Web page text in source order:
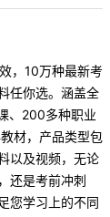
，10万种最新考
任你选。涵盖全
、200多种职业
材，产品类型包
以及视频，无论
还是考前冲刺
您学习上的不同